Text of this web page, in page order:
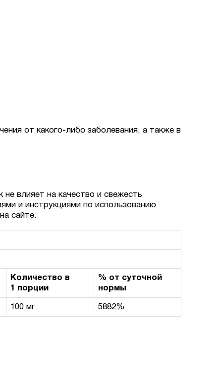
от какого-либо заболевания, а также в
влияет на качество и свежесть
и инструкциями по использованию
сайте.
Количество в
1 порции
% от суточной
нормы
100 мг 5882%